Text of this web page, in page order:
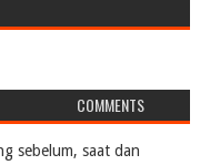
COMMENTS
sebelum, saat dan